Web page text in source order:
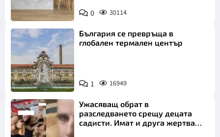
0 30114
България се превръща в
глобален термален център
1 16949
Ужасяващ обрат в
разследването срещу децата
садисти. Имат и друга жертва